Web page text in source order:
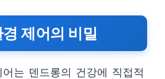
제어의 비밀
는 덴드롱의 건강에 직접적